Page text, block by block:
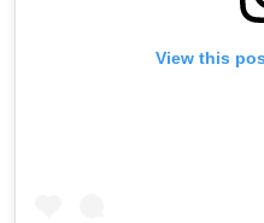
View this